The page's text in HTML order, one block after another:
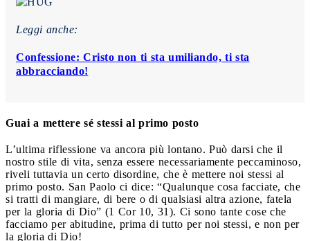
Leggi anche:
Confessione: Cristo non ti sta umiliando, ti sta
abbracciando!
Guai a mettere sé stessi al primo posto
L’ultima riflessione va ancora più lontano. Può darsi che il
nostro stile di vita, senza essere necessariamente peccaminoso,
riveli tuttavia un certo disordine, che è mettere noi stessi al
primo posto. San Paolo ci dice: “Qualunque cosa facciate, che
si tratti di mangiare, di bere o di qualsiasi altra azione, fatela
per la gloria di Dio” (1 Cor 10, 31). Ci sono tante cose che
facciamo per abitudine, prima di tutto per noi stessi, e non per
la gloria di Dio!